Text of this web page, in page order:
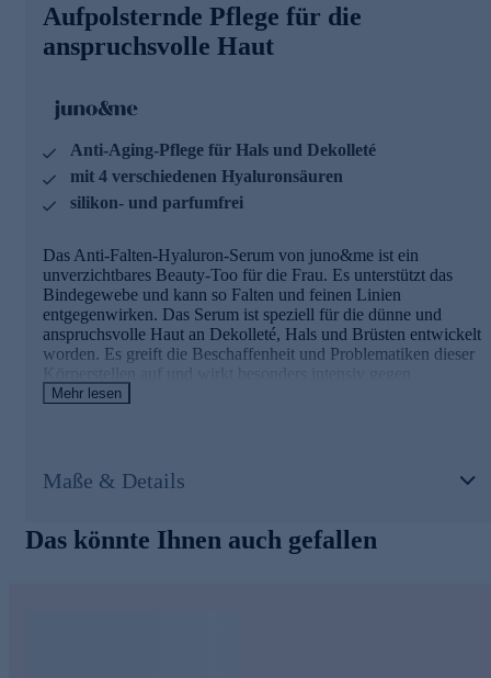
Mit 4 verschiedenen Hyaluronsäuren, Coffein und
Parakresse.
Feuchtigkeitsspendende und aufpolsternde After-Sun-
Hochwertige Parakresse stimuliert das Kollagen-
Netzwerk und polstert feine Linien auf.
Online bestellen und in die tägliche Beauty-Routine
Aufpolsternde Pflege für die
anspruchsvolle Haut
Anti-Aging-Pflege für Hals und Dekolleté
mit 4 verschiedenen Hyaluronsäuren
silikon- und parfumfrei
Das Anti-Falten-Hyaluron-Serum von juno&me ist ein
unverzichtbares Beauty-Too für die Frau. Es unterstützt das
Bindegewebe und kann so Falten und feinen Linien
entgegenwirken. Das Serum ist speziell für die dünne und
anspruchsvolle Haut an Dekolleté, Hals und Brüsten entwickelt
worden. Es greift die Beschaffenheit und Problematiken dieser
Körperstellen auf und wirkt besonders intensiv gegen
Knitterfältchen und vorzeitige Hautalterung. Lang- wie
Die Vorteile des Serums im Überblick
Parakresse.
Innovativer Hyaluronsäure-Komplex mit Sofort-Effekt
Mehr lesen
Maße & Details
Das könnte Ihnen auch gefallen